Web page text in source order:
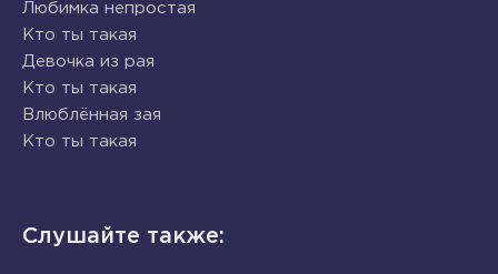
Любимка непростая
Кто ты такая
Девочка из рая
Кто ты такая
Влюблённая зая
Кто ты такая
Слушайте также: